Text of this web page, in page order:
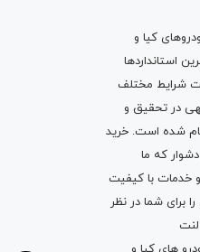
کیا و
استانداردها
شرایط مختلف
در تحقیق و
شده است. خرید
که ما
و خدمات با کیفیت
برای شما در نظر
لنت